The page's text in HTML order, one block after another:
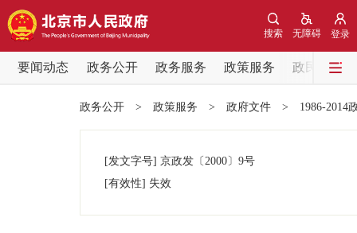
登录
无障碍
搜索
要闻动态 政务公开 政务服务 政策服务
政民互动
党中央精神
政务公开 > 政策服务 > 政府文件 > 1986-2014
[发文字号] 京政发 〔2000〕 9号
[有效性] 失效